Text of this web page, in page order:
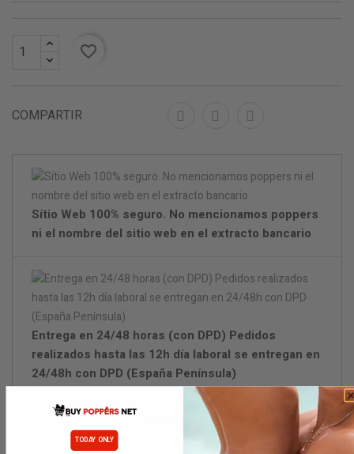
favorite_border
COMPARTIR
Sítio Web 100% seguro. No mencionamos poppers
ni el nombre del sitio web en el extracto bancario
Entrega en 24/48 horas (con DPD) Pedidos
realizados hasta las 12h día laboral se entregan en
24/48h con DPD (España Península)
Embalaje discreto.
TODAY ONLY